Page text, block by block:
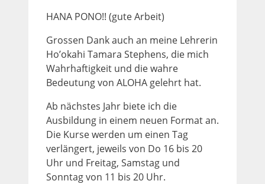
HANA PONO!! (gute Arbeit)
Grossen Dank auch an meine Lehrerin
Ho’okahi Tamara Stephens, die mich
Wahrhaftigkeit und die wahre
Bedeutung von ALOHA gelehrt hat.
Ab nächstes Jahr biete ich die
Ausbildung in einem neuen Format an.
Die Kurse werden um einen Tag
verlängert, jeweils von Do 16 bis 20
Uhr und Freitag, Samstag und
Sonntag von 11 bis 20 Uhr.